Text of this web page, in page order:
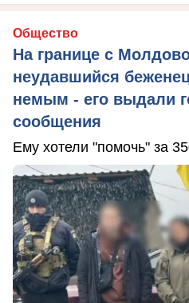
Общество
На границе с
неудавшийся
немым - его выдали
сообщения
Ему хотели "помочь" за